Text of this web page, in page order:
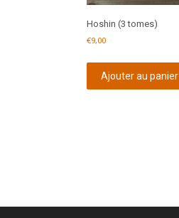
Hoshin (3 tomes)
€9,00
Ajouter au panier